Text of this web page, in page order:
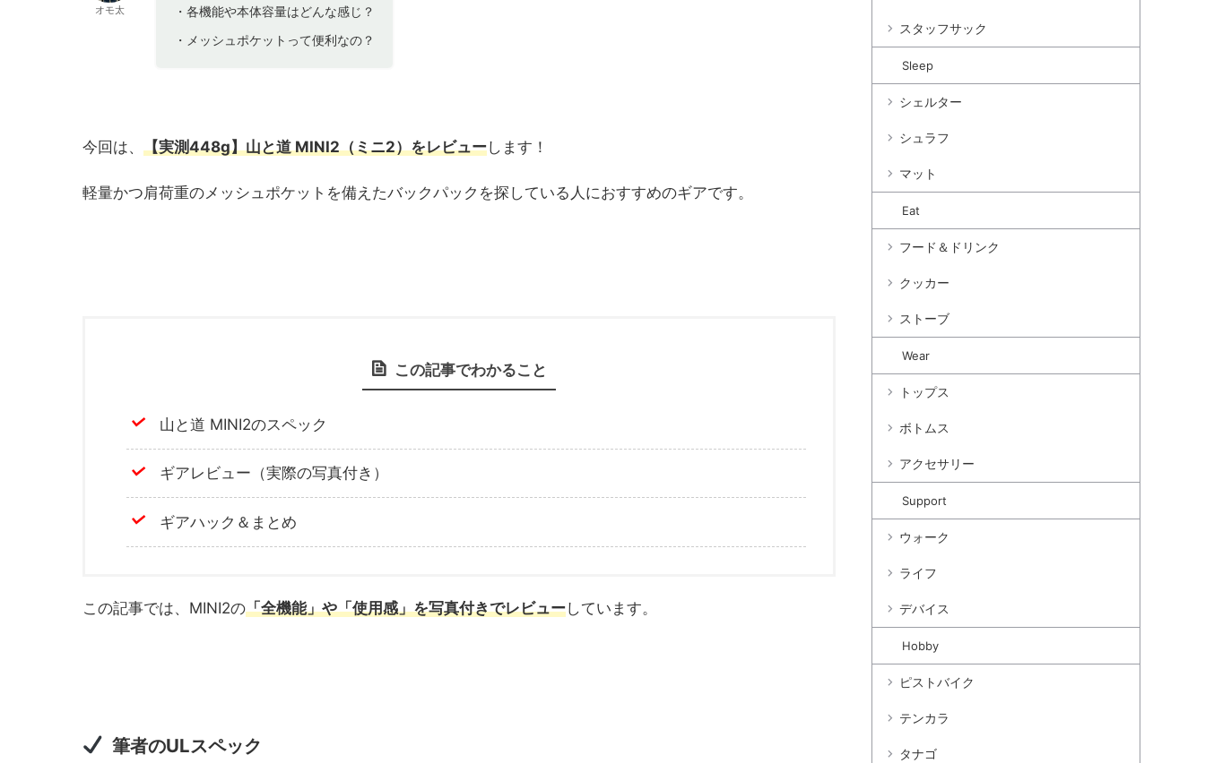
オモ太
・各機能や本体容量はどんな感じ？
・メッシュポケットって便利なの？
今回は、 【実測448g】山と道 MINI2（ミニ2）をレビューします！
軽量かつ肩荷重のメッシュポケットを備えたバックパックを探している人におすすめのギアです。
この記事でわかること
山と道 MINI2のスペック
ギアレビュー（実際の写真付き）
ギアハック＆まとめ
この記事では、MINI2の「全機能」や「使用感」を写真付きでレビューしています。
筆者のULスペック
スタッフサック
Sleep
シェルター
シュラフ
マット
Eat
フード＆ドリンク
クッカー
ストーブ
Wear
トップス
ボトムス
アクセサリー
Support
ウォーク
ライフ
デバイス
Hobby
ピストバイク
テンカラ
タナゴ